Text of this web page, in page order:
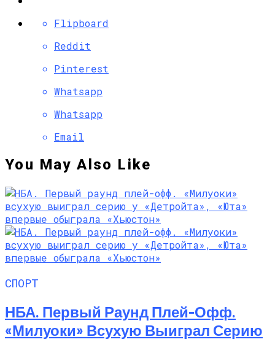
Flipboard
Reddit
Pinterest
Whatsapp
Whatsapp
Email
You May Also Like
СПОРТ
НБА. Первый Раунд Плей-Офф.
«Милуоки» Всухую Выиграл Серию